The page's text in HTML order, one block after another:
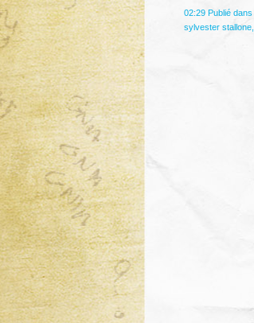
02:29 Publié dans
sylvester stallone,